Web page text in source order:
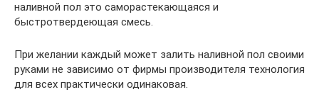
наливной пол это саморастекающаяся и
быстротвердеющая смесь.
При желании каждый может залить наливной пол своими
руками не зависимо от фирмы производителя технология
для всех практически одинаковая.